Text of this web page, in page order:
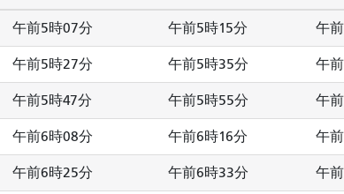
午前5時07分 午前5時15分 午
午前5時27分 午前5時35分 午
午前5時47分 午前5時55分 午
午前6時08分 午前6時16分 午
午前6時25分 午前6時33分 午